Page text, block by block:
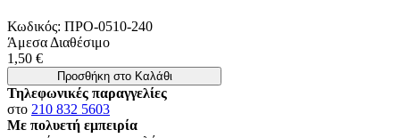
Κωδικός: ΠΡΟ-0510-240
Άμεσα Διαθέσιμο
1,50 €
Προσθήκη στο Καλάθι
Τηλεφωνικές παραγγελίες
στο 210 832 5603
Με πολυετή εμπειρία